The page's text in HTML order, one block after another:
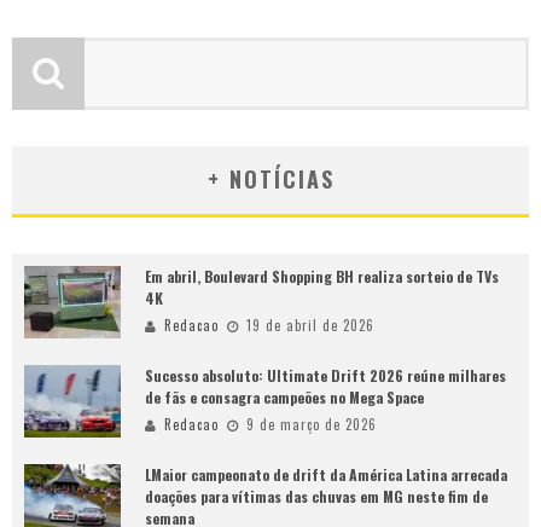
+ NOTÍCIAS
Em abril, Boulevard Shopping BH realiza sorteio de TVs
4K
Redacao 19 de abril de 2026
Sucesso absoluto: Ultimate Drift 2026 reúne milhares
de fãs e consagra campeões no Mega Space
Redacao 9 de março de 2026
LMaior campeonato de drift da América Latina arrecada
doações para vítimas das chuvas em MG neste fim de
semana